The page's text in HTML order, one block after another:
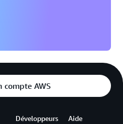
compte AWS
Développeurs Aide